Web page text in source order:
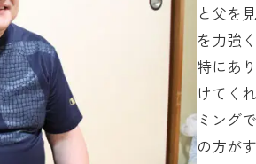
と父を
を力強
特にあ
けてく
ミング
の方が